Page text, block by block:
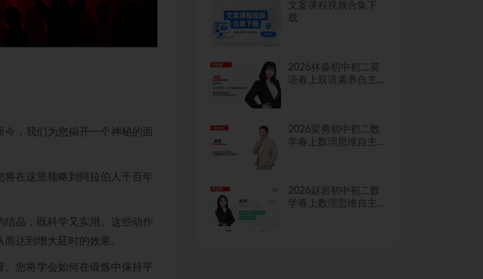
，我们为您揭开一个神秘的面
在这里领略到阿拉伯人千百年
晶，既科学又实用。这些动作
达到增大延时的效果。
您将学会如何在锻炼中保持平
文案课程视频合集下
载
2026林淼初中初二英
语春上双语素养自主
2026梁勇初中初二数
学春上数理思维自主
2026赵岩初中初二数
学春上数理思维自主